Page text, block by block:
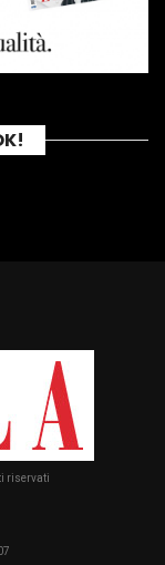
riservati